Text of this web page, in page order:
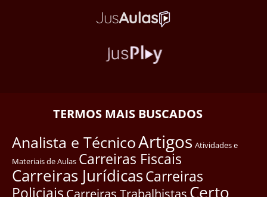
TERMOS MAIS BUSCADOS
Analista e TécnicoArtigos Atividades e
Materiais de Aulas Carreiras Fiscais
Carreiras JurídicasCarreiras
Policiais
Certo